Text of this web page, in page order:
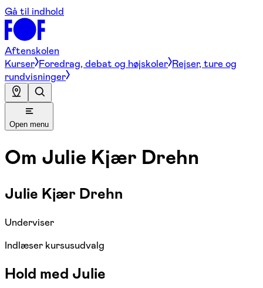
Gå til indhold
Aftenskolen
Kurser Foredrag, debat og højskoler Rejser, ture og
rundvisninger
Open menu
Om Julie Kjær Drehn
Julie Kjær Drehn
Underviser
Indlæser kursusudvalg
Hold med Julie